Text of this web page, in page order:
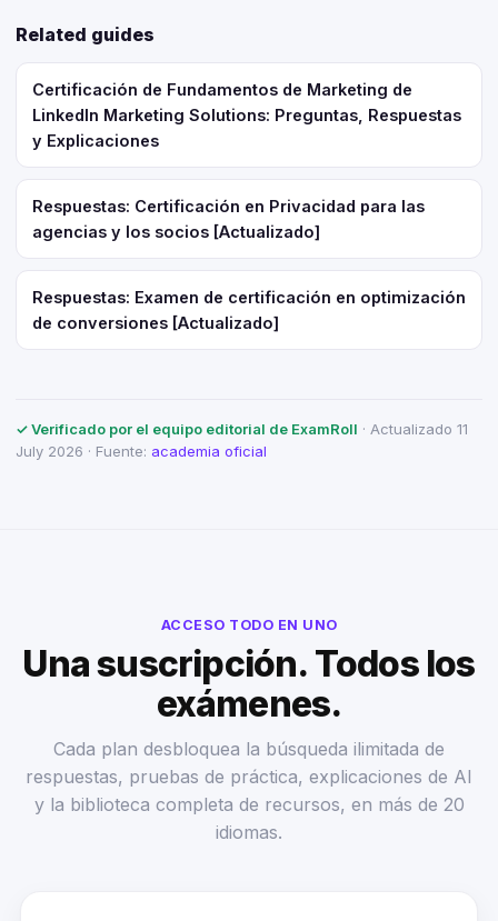
Related guides
Certificación de Fundamentos de Marketing de
LinkedIn Marketing Solutions: Preguntas, Respuestas
y Explicaciones
Respuestas: Certificación en Privacidad para las
agencias y los socios [Actualizado]
Respuestas: Examen de certificación en optimización
de conversiones [Actualizado]
✓ Verificado por el equipo editorial de ExamRoll · Actualizado 11
July 2026 · Fuente: academia oficial
ACCESO TODO EN UNO
Una suscripción. Todos los
exámenes.
Cada plan desbloquea la búsqueda ilimitada de
respuestas, pruebas de práctica, explicaciones de AI
y la biblioteca completa de recursos, en más de 20
idiomas.